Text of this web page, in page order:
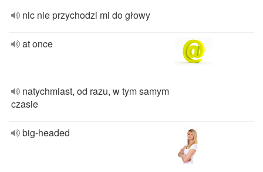
nic nie przychodzi mi do głowy
at once
natychmiast, od razu, w tym samym
czasie
big-headed